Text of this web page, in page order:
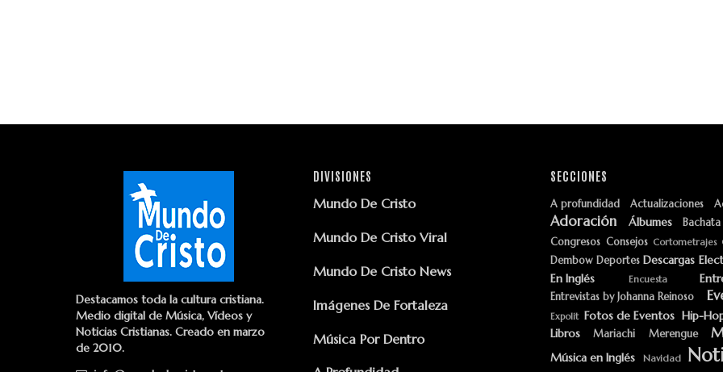
Destacamos toda la cultura cristiana.
Medio digital de Música, Vídeos y
Noticias Cristianas. Creado en marzo
de 2010.
DIVISIONES
Mundo De Cristo
Mundo De Cristo Viral
Mundo De Cristo News
Imágenes De Fortaleza
Música Por Dentro
SECCIONES
A profundidad Actualizaciones
Adoración Álbumes Bachata
Congresos Consejos Cortometrajes
Dembow Deportes Descargas
En Inglés
Encuesta
Entrevistas by Johanna Reinoso
Expolit Fotos de Eventos Hip-
Libros Mariachi Merengue
Música en Inglés Navidad